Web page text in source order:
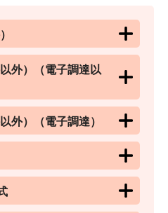
外）（電子調達以
外）（電子調達）